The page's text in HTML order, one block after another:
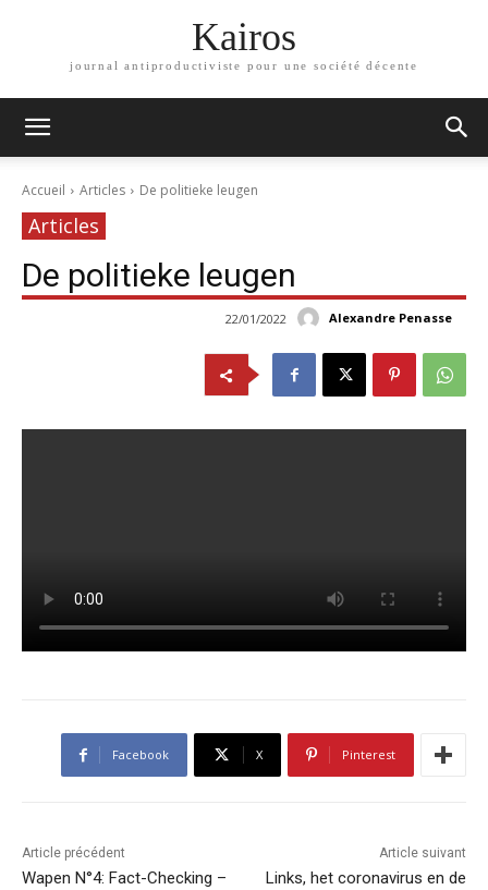
Kairos
journal antiproductiviste pour une société décente
Accueil Articles De politieke leugen
Articles
De politieke leugen
Alexandre Penasse
22/01/2022
Facebook X Pinterest
Article précédent
Wapen N°4: Fact-Checking –
Article suivant
Links, het coronavirus en de